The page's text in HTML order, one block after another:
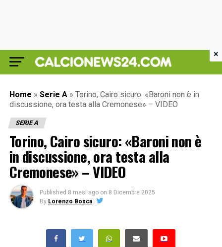
Home » Serie A » Torino, Cairo sicuro: «Baroni non è in
discussione, ora testa alla Cremonese» – VIDEO
SERIE A
Torino, Cairo sicuro: «Baroni non è
in discussione, ora testa alla
Cremonese» – VIDEO
Published 8 mesi ago on 8 Dicembre 2025
By Lorenzo Bosca
×